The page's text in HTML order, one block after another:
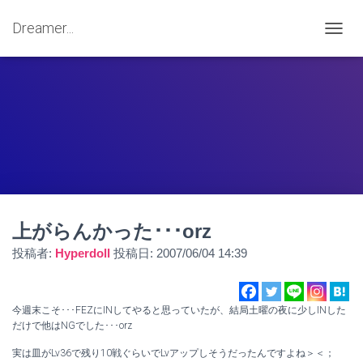
Dreamer...
ビ
替
上がらんかった･･･orz
投稿者: Hyperdoll 投稿日: 2007/06/04 14:39
今週末こそ･･･FEZにINしてやると思っていたが、結局土曜の夜に少しINした
だけで他はNGでした･･･orz
実は皿がLv36で残り10戦ぐらいでLvアップしそうだったんですよね＞＜；